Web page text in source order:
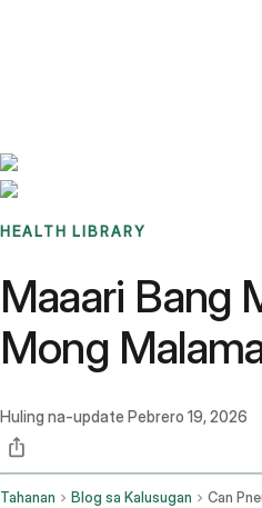
HEALTH LIBRARY
Maaari Bang
Mong
Huling na-update Pebrero 19, 2026
Tahanan Blog sa Kalusugan Can